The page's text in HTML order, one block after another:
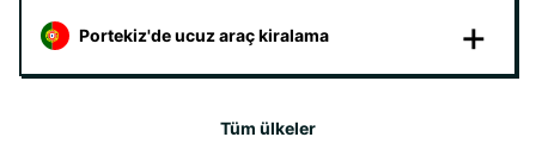
Portekiz'de ucuz araç kiralama
Tüm ülkeler